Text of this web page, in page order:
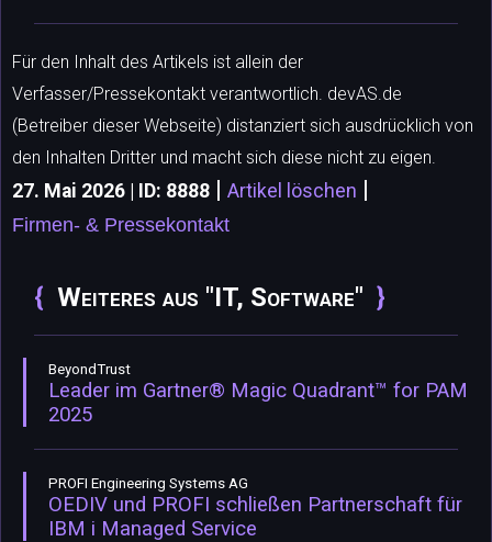
Für den Inhalt des Artikels ist allein der
Verfasser/Pressekontakt verantwortlich. devAS.de
(Betreiber dieser Webseite) distanziert sich ausdrücklich von
den Inhalten Dritter und macht sich diese nicht zu eigen.
27. Mai 2026 | ID: 8888 | Artikel löschen |
Firmen- & Pressekontakt
Weiteres aus "IT, Software"
BeyondTrust
Leader im Gartner® Magic Quadrant™ for PAM
2025
PROFI Engineering Systems AG
OEDIV und PROFI schließen Partnerschaft für
IBM i Managed Service